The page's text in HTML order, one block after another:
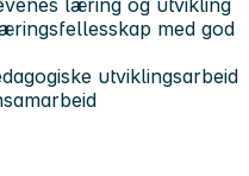
med god
utviklingsarbeid